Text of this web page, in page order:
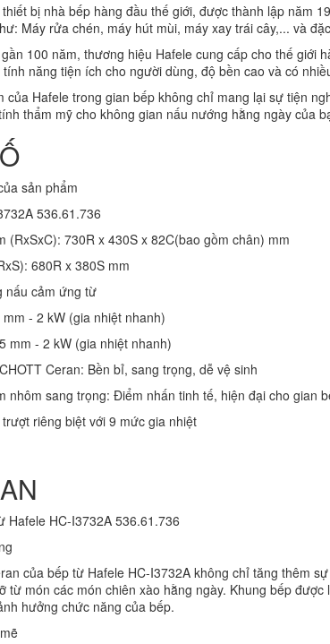
bị nhà bếp hàng đầu thế giới, được thành lập năm
Máy rửa chén, máy hút mùi, máy xay trái cây,... và
100 năm, thương hiệu Hafele cung cấp cho thế
năng tiện ích cho người dùng, độ bền cao và có
của Hafele trong gian bếp không chỉ mang lại sự tiện
thẩm mỹ cho không gian nấu nướng hằng ngày của
sản phẩm
536.61.736
(RxSxC): 730R x 430S x 82C(bao gồm chân) mm
680R x 380S mm
nấu cảm ứng từ
- 2 kW (gia nhiệt nhanh)
mm - 2 kW (gia nhiệt nhanh)
Ceran: Bền bỉ, sang trọng, dễ vệ sinh
nhôm sang trọng: Điểm nhấn tinh tế, hiện đại cho gian
riêng biệt với 9 mức gia nhiệt
Hafele HC-I3732A 536.61.736
của bếp từ Hafele HC-I3732A không chỉ tăng thêm
từ món các món chiên xào hằng ngày. Khung bếp
hưởng chức năng của bếp.